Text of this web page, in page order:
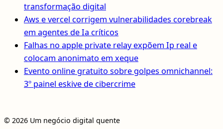
transformação digital
Aws e vercel corrigem vulnerabilidades corebreak
em agentes de Ia críticos
Falhas no apple private relay expõem Ip real e
colocam anonimato em xeque
Evento online gratuito sobre golpes omnichannel:
3º painel eskive de cibercrime
© 2026 Um negócio digital quente